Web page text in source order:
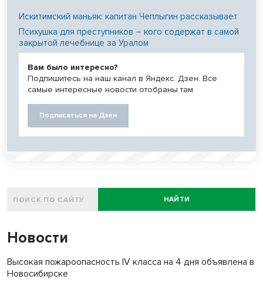
Искитимский маньяк: капитан Чеплыгин рассказывает
Психушка для преступников – кого содержат в самой
закрытой лечебнице за Уралом
Вам было интересно?
Подпишитесь на наш канал в Яндекс. Дзен. Все
самые интересные новости отобраны там.
Подписаться на Дзен
НАЙТИ
Новости
Высокая пожароопасность IV класса на 4 дня объявлена в
Новосибирске